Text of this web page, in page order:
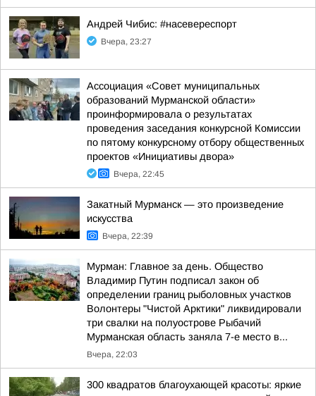
Андрей Чибис: #насевереспорт
Вчера, 23:27
Ассоциация «Совет муниципальных
образований Мурманской области»
проинформировала о результатах
проведения заседания конкурсной Комиссии
по пятому конкурсному отбору общественных
проектов «Инициативы двора»
Вчера, 22:45
Закатный Мурманск — это произведение
искусства
Вчера, 22:39
Мурман: Главное за день. Общество
Владимир Путин подписал закон об
определении границ рыболовных участков
Волонтеры "Чистой Арктики" ликвидировали
три свалки на полуострове Рыбачий
Мурманская область заняла 7-е место в...
Вчера, 22:03
300 квадратов благоухающей красоты: яркие